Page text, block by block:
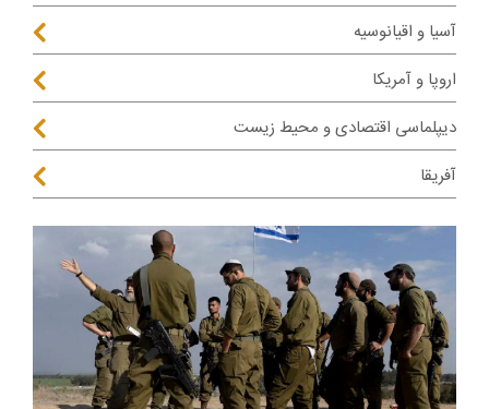
آسیا و اقیانوسیه
اروپا و آمریکا
دیپلماسی اقتصادی و محیط زیست
آفریقا